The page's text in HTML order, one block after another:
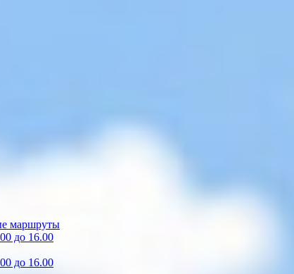
маршруты
до 16.00
до 16.00